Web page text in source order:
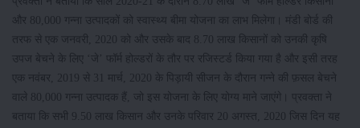
और 80,000 गन्ना उत्पादकों को स्वास्थ्य बीमा योजना का लाभ मिलेगा। मंडी बोर्ड की
तरफ से एक जनवरी, 2020 को और उसके बाद 8.70 लाख किसानों को उनकी कृषि
उपज बेचने के लिए ‘जे’ फॉर्म होल्डरों के तौर पर रजिस्टर्ड किया गया है और इसी तरह
एक नवंबर, 2019 से 31 मार्च, 2020 के पिड़ायी सीजन के दौरान गन्ने की फ़सल बेचने
वाले 80,000 गन्ना उत्पादक हैं, जो इस योजना के लिए योग्य माने जाएंगे। प्रवक्ता ने
बताया कि सभी 9.50 लाख किसान और उनके परिवार 20 अगस्त, 2020 जिस दिन यह